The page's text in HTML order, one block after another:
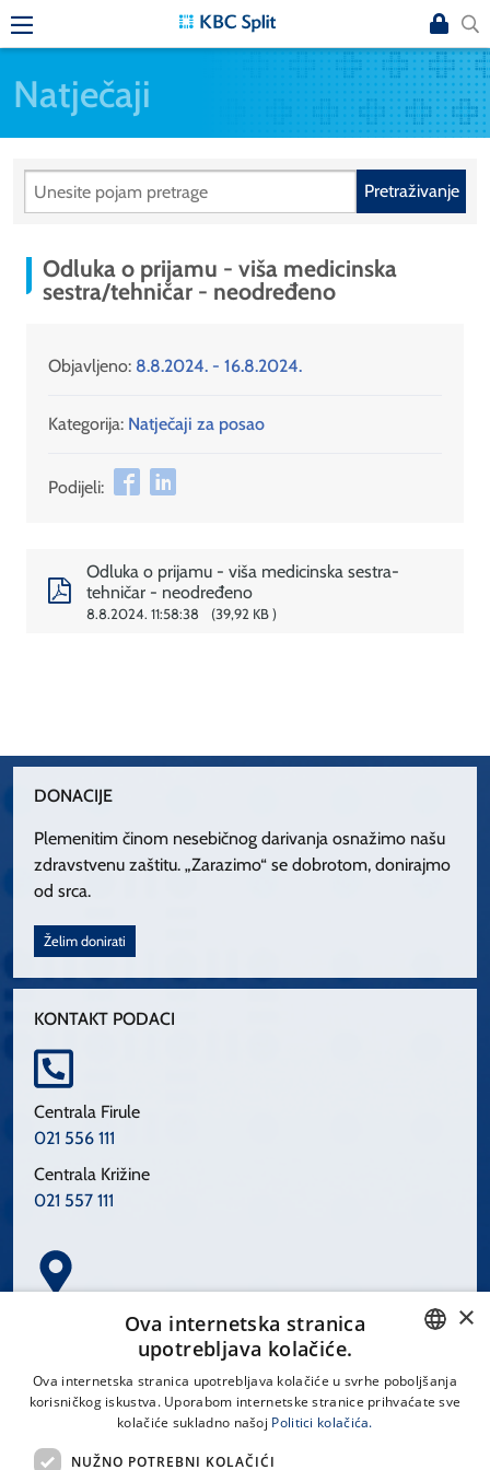
Natječaji
Pretraživanje
Odluka o prijamu - viša medicinska
sestra/tehničar - neodređeno
Objavljeno: 8.8.2024. - 16.8.2024.
Kategorija: Natječaji za posao
Podijeli:
Odluka o prijamu - viša medicinska sestra-
tehničar - neodređeno
8.8.2024. 11:58:38 39,92 KB
DONACIJE
Plemenitim činom nesebičnog darivanja osnažimo našu
zdravstvenu zaštitu. „Zarazimo“ se dobrotom, donirajmo
od srca.
Želim donirati
KONTAKT PODACI
Centrala Firule
021 556 111
Centrala Križine
021 557 111
Spinčićeva 1, 21000 Split
CROATIAN
×
Ova internetska stranica
upotrebljava kolačiće.
Ova internetska stranica upotrebljava kolačiće u svrhe poboljšanja
korisničkog iskustva. Uporabom internetske stranice prihvaćate sve
kolačiće sukladno našoj Politici kolačića.
NUŽNO POTREBNI KOLAČIĆI